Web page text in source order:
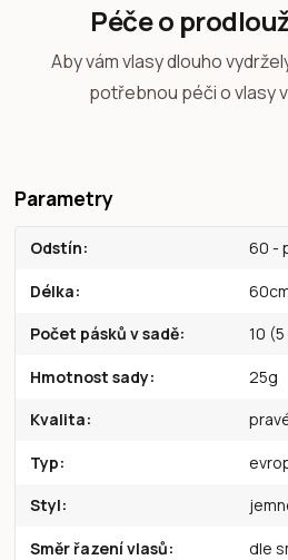
Péče o
Aby vám vlasy dlouho
potřebnou péči o vlasy v
Parametry
Odstín 60 -
Délka
Počet pásků v sadě 10
Hmotnost sady 25g
Kvalita
Typ
Styl
Směr řazení vlasů dle